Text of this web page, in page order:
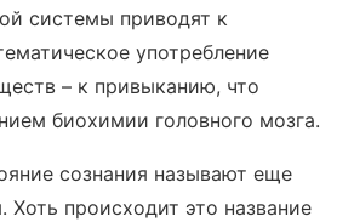
системы приводят к
употребление
– к привыканию, что
биохимии головного мозга.
сознания называют еще
Хоть происходит это название